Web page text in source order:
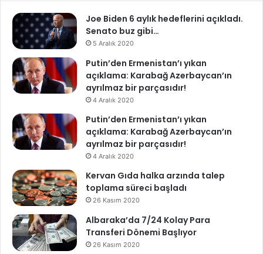
Joe Biden 6 aylık hedeflerini açıkladı.
Senato buz gibi…
5 Aralık 2020
Putin’den Ermenistan’ı yıkan
açıklama: Karabağ Azerbaycan’ın
ayrılmaz bir parçasıdır!
4 Aralık 2020
Putin’den Ermenistan’ı yıkan
açıklama: Karabağ Azerbaycan’ın
ayrılmaz bir parçasıdır!
4 Aralık 2020
Kervan Gıda halka arzında talep
toplama süreci başladı
26 Kasım 2020
Albaraka’da 7/24 Kolay Para
Transferi Dönemi Başlıyor
26 Kasım 2020